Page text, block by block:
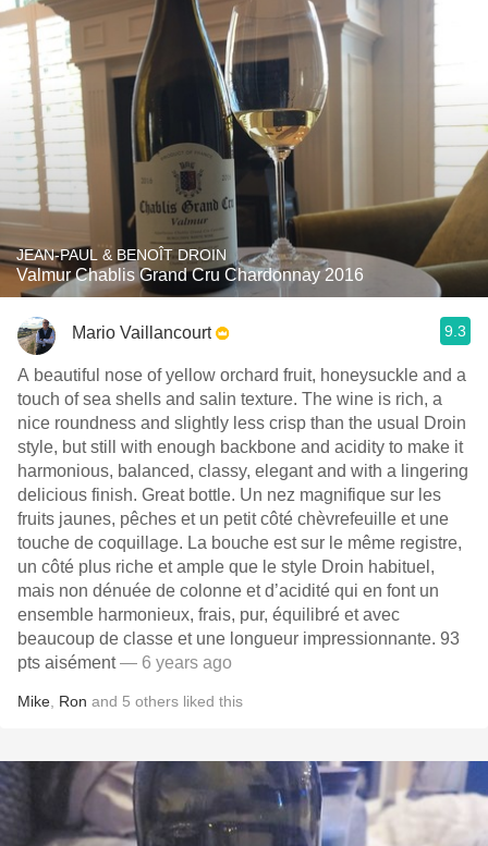
JEAN-PAUL & BENOÎT DROIN
Valmur Chablis Grand Cru Chardonnay 2016
Mario Vaillancourt 9.3
A beautiful nose of yellow orchard fruit, honeysuckle and a
touch of sea shells and salin texture. The wine is rich, a
nice roundness and slightly less crisp than the usual Droin
style, but still with enough backbone and acidity to make it
harmonious, balanced, classy, elegant and with a lingering
delicious finish. Great bottle. Un nez magnifique sur les
fruits jaunes, pêches et un petit côté chèvrefeuille et une
touche de coquillage. La bouche est sur le même registre,
un côté plus riche et ample que le style Droin habituel,
mais non dénuée de colonne et d’acidité qui en font un
ensemble harmonieux, frais, pur, équilibré et avec
beaucoup de classe et une longueur impressionnante. 93
pts aisément— 6 years ago
Mike Ron and 5 others liked this